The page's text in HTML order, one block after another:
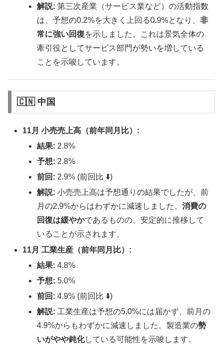
解説: 第三次産業（サービス業など）の活動指数
は、予想の0.2%を大きく上回る0.9%となり、非
常に強い回復を示しました。これは景気全体の
牽引役としてサービス部門が勢いを増している
ことを示唆しています。
🇨🇳 中国
11月 小売売上高（前年同月比）:
結果: 2.8%
予想: 2.8%
前回: 2.9% (前回比 ⬇️)
解説: 小売売上高は予想通りの結果でしたが、前
月の2.9%からはわずかに減速しました。消費の
回復は緩やかであるものの、安定的に推移して
いることが示されます。
11月 工業生産（前年同月比）:
結果: 4.8%
予想: 5.0%
前回: 4.9% (前回比 ⬇️)
解説: 工業生産は予想の5.0%には届かず、前月の
4.9%からもわずかに減速しました。製造業の勢
いがやや鈍化している可能性を示唆します。